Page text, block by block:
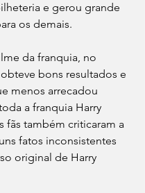
e gerou grande
os demais.
da franquia, no
bons resultados e
menos arrecadou
a franquia Harry
fãs também criticaram a
fatos inconsistentes
original de Harry